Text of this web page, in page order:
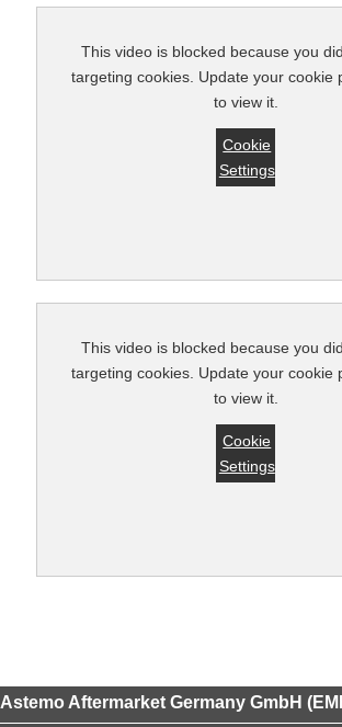
This video is blocked because you
targeting cookies. Update your cookie preferences
to view it.
Cookie
Settings
This video is blocked because you
targeting cookies. Update your cookie preferences
to view it.
Cookie
Settings
Astemo Aftermarket Germany GmbH